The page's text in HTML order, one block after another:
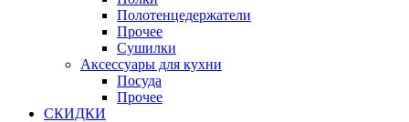
Полотенцедержатели
Прочее
Сушилки
Аксессуары для кухни
Посуда
Прочее
СКИДКИ